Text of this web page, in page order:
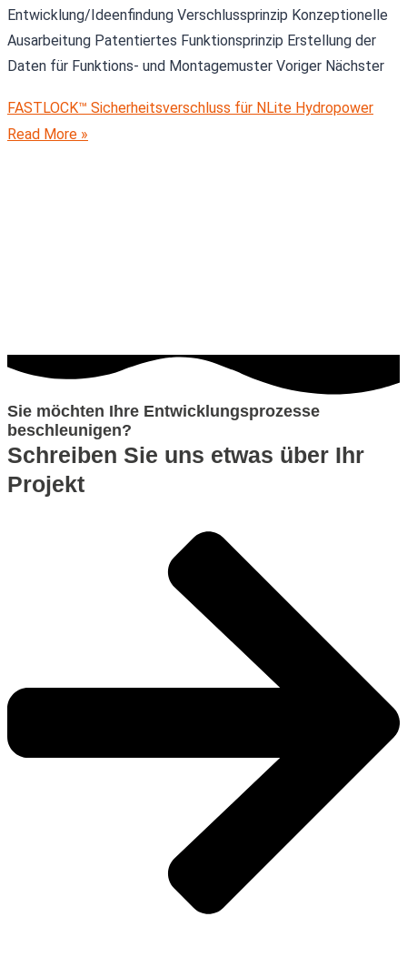
Entwicklung/Ideenfindung Verschlussprinzip Konzeptionelle
Ausarbeitung Patentiertes Funktionsprinzip Erstellung der
Daten für Funktions- und Montagemuster Voriger Nächster
FASTLOCK™ Sicherheitsverschluss für NLite Hydropower
Read More »
Sie möchten Ihre Entwicklungsprozesse
beschleunigen?
Schreiben Sie uns etwas über Ihr
Projekt